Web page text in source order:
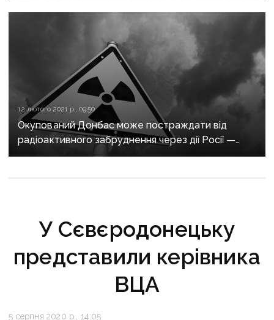
12 лютого 2021 р., 09:50
Окупований Донбас може постраждати від
радіоактивного забруднення через дії Росії —
Кравчук
У Сєвєродонецьку
представили керівника
ВЦА
5 серпня 2020 р., 14:05